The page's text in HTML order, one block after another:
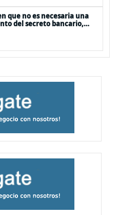
que no es necesaria una
del secreto bancario,